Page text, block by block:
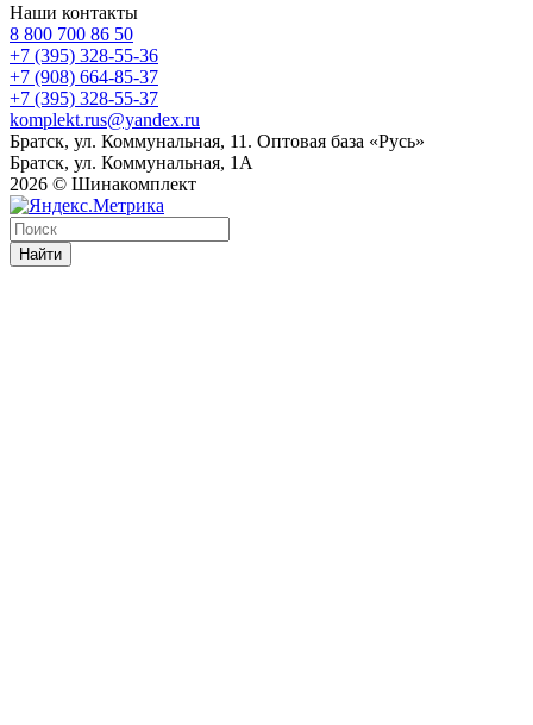
Наши контакты
8 800 700 86 50
+7 (395) 328-55-36
+7 (908) 664-85-37
+7 (395) 328-55-37
komplekt.rus@yandex.ru
Братск, ул. Коммунальная, 11. Оптовая база «Русь»
Братск, ул. Коммунальная, 1А
2026 © Шинакомплект
Найти